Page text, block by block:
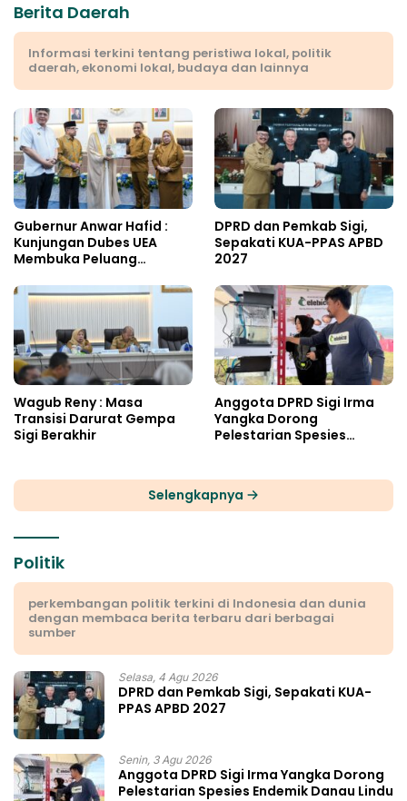
Berita Daerah
Informasi terkini tentang peristiwa lokal, politik
daerah, ekonomi lokal, budaya dan lainnya
Gubernur Anwar Hafid :
Kunjungan Dubes UEA
Membuka Peluang
DPRD dan Pemkab Sigi,
Sepakati KUA-PPAS APBD
2027
Wagub Reny : Masa
Transisi Darurat Gempa
Sigi Berakhir
Anggota DPRD Sigi Irma
Yangka Dorong
Pelestarian Spesies
Selengkapnya
Politik
perkembangan politik terkini di Indonesia dan dunia
dengan membaca berita terbaru dari berbagai
sumber
Selasa, 4 Agu 2026
DPRD dan Pemkab Sigi, Sepakati KUA-
PPAS APBD 2027
Senin, 3 Agu 2026
Anggota DPRD Sigi Irma Yangka Dorong
Pelestarian Spesies Endemik Danau Lindu